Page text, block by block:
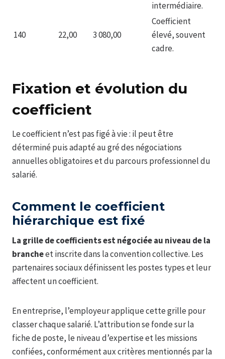
intermédiaire.
140 22,00 3 080,00
Coefficient
élevé, souvent
cadre.
Fixation et évolution du
coefficient
Le coefficient n’est pas figé à vie : il peut être
déterminé puis adapté au gré des négociations
annuelles obligatoires et du parcours professionnel du
salarié.
Comment le coefficient
hiérarchique est fixé
La grille de coefficients est négociée au niveau de la
brancheet inscrite dans la convention collective. Les
partenaires sociaux définissent les postes types et leur
affectent un coefficient.
En entreprise, l’employeur applique cette grille pour
classer chaque salarié. L’attribution se fonde sur la
fiche de poste, le niveau d’expertise et les missions
confiées, conformément aux critères mentionnés par la